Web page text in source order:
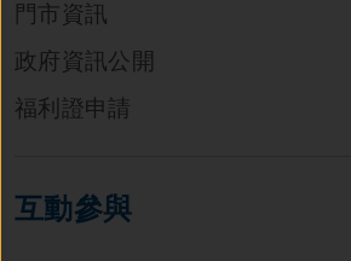
門市資訊
政府資訊公開
福利證申請
互動參與